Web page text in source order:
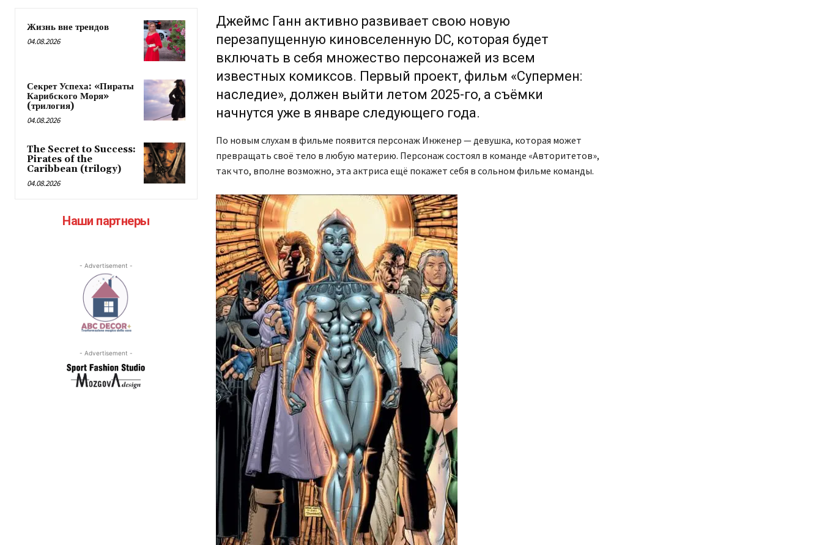
Жизнь вне трендов
04.08.2026
Секрет Успеха: «Пираты
Карибского Моря»
(трилогия)
04.08.2026
The Secret to Success:
Pirates of the
Caribbean (trilogy)
04.08.2026
Наши партнеры
- Advertisement -
- Advertisement -
Джеймс Ганн активно развивает свою новую
перезапущенную киновселенную DC, которая будет
включать в себя множество персонажей из всем
известных комиксов. Первый проект, фильм «Супермен:
наследие», должен выйти летом 2025-го, а съёмки
начнутся уже в январе следующего года.
По новым слухам в фильме появится персонаж Инженер — девушка, которая может
превращать своё тело в любую материю. Персонаж состоял в команде «Авторитетов»,
так что, вполне возможно, эта актриса ещё покажет себя в сольном фильме команды.